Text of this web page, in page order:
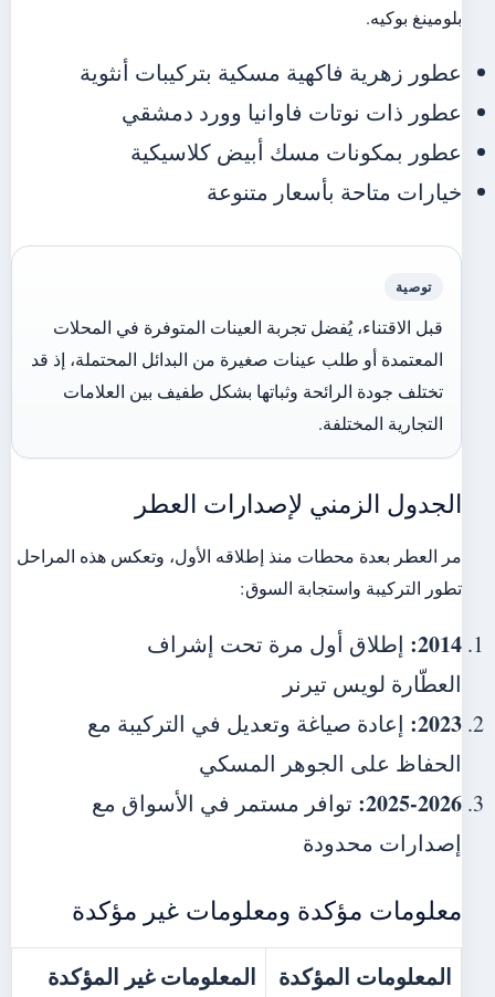
بلومينغ بوكيه.
عطور زهرية فاكهية مسكية بتركيبات أنثوية
عطور ذات نوتات فاوانيا وورد دمشقي
عطور بمكونات مسك أبيض كلاسيكية
خيارات متاحة بأسعار متنوعة
توصية
قبل الاقتناء، يُفضل تجربة العينات المتوفرة في المحلات
المعتمدة أو طلب عينات صغيرة من البدائل المحتملة، إذ قد
تختلف جودة الرائحة وثباتها بشكل طفيف بين العلامات
التجارية المختلفة.
الجدول الزمني لإصدارات العطر
مر العطر بعدة محطات منذ إطلاقه الأول، وتعكس هذه المراحل
تطور التركيبة واستجابة السوق:
2014: إطلاق أول مرة تحت إشراف
العطّارة لويس تيرنر
2023: إعادة صياغة وتعديل في التركيبة مع
الحفاظ على الجوهر المسكي
2025-2026: توافر مستمر في الأسواق مع
إصدارات محدودة
معلومات مؤكدة ومعلومات غير مؤكدة
المعلومات المؤكدة المعلومات غير المؤكدة